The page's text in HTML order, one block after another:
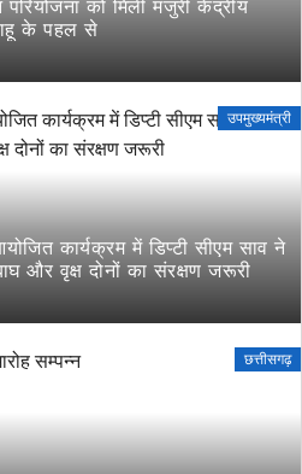
को मिली मंजुरी केंद्रीय
के पहल से
उपमुख्यमंत्री
कार्यक्रम में डिप्टी सीएम साव ने
और वृक्ष दोनों का संरक्षण जरूरी
छत्तीसगढ़